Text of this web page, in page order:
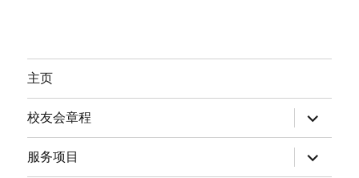
主页
校友会章程
expand
child
menu
服务项目
expand
child